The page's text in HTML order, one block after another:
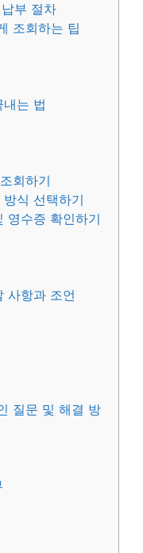
부 절차
조회하는 팁
는 법
회하기
식 선택하기
영수증 확인하기
사항과 조언
질문 및 해결 방